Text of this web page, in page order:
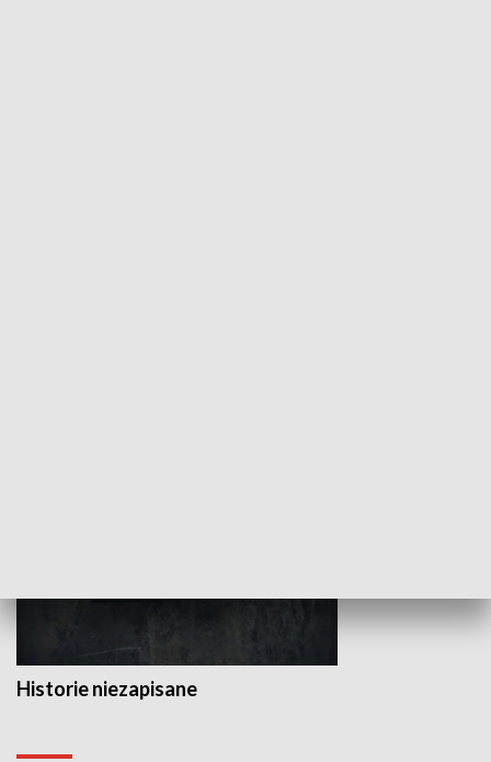
Historie niezapisane